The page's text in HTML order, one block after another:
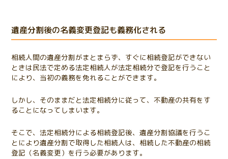
遺産分割後の名義変更登記も義務化される
相続人間の遺産分割がまとまらず、すぐに相続登記ができない
ときは民法で定める法定相続人が法定相続分で登記を行うこと
により、当初の義務を免れることができます。
しかし、そのままだと法定相続分に従って、不動産の共有をす
ることになってしまいます。
そこで、法定相続分による相続登記後、遺産分割協議を行うこ
とにより遺産分割で取得した相続人は、相続した不動産の相続
登記（名義変更）を行う必要があります。